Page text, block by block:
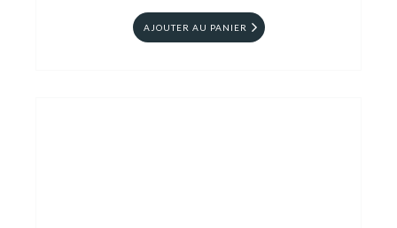
AJOUTER AU PANIER